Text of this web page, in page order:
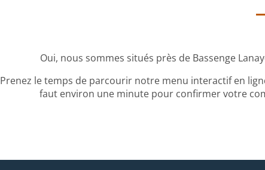
Oui, nous sommes situés près de Bassenge
Prenez le temps de parcourir notre menu interactif en
faut environ une minute pour confirmer votre